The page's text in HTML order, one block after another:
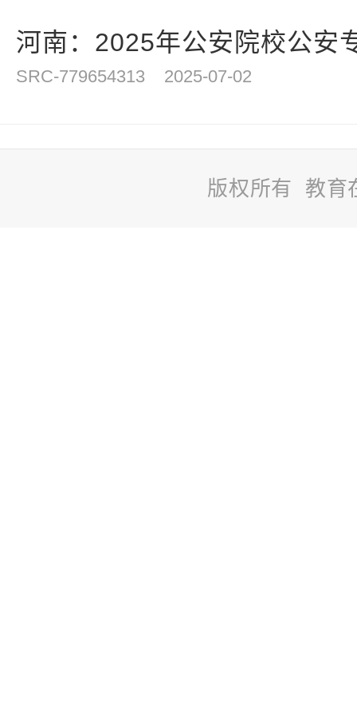
河南：2025年公安院校公安
SRC-779654313 2025-07-02
版权所有 教育